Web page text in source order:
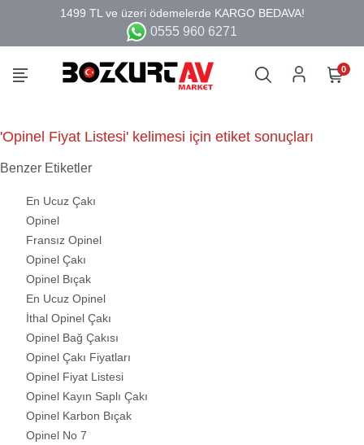
0555 960 6271
0
'Opinel Fiyat Listesi' kelimesi için etiket sonuçları
Benzer Etiketler
En Ucuz Çakı
Opinel
Fransız Opinel
Opinel Çakı
Opinel Bıçak
En Ucuz Opinel
İthal Opinel Çakı
Opinel Bağ Çakısı
Opinel Çakı Fiyatları
Opinel Fiyat Listesi
Opinel Kayın Saplı Çakı
Opinel Karbon Bıçak
Opinel No 7